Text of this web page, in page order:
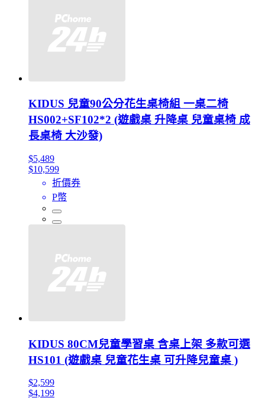
KIDUS 兒童90公分花生桌椅組 一桌二椅
HS002+SF102*2 (遊戲桌 升降桌 兒童桌椅 成
長桌椅 大沙發)
$5,489
$10,599
折價券
P幣
KIDUS 80CM兒童學習桌 含桌上架 多款可選
HS101 (遊戲桌 兒童花生桌 可升降兒童桌 )
$2,599
$4,199